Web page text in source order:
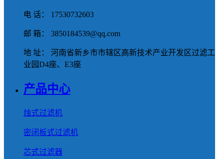
电 话： 17530732603
邮 箱： 3850184539@qq.com
地 址： 河南省新乡市市辖区高新技术产业开发区过滤工
业园D4座、E3座
产品中心
烛式过滤机
密闭板式过滤机
芯式过滤器